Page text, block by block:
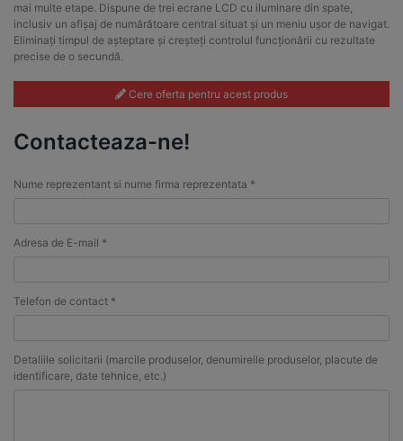
mai multe etape. Dispune de trei ecrane LCD cu iluminare din spate,
inclusiv un afișaj de numărătoare central situat și un meniu ușor de navigat.
Eliminați timpul de așteptare și creșteți controlul funcționării cu rezultate
precise de o secundă.
Cere oferta pentru acest produs
Contacteaza-ne!
Nume reprezentant si nume firma reprezentata *
Adresa de E-mail *
Telefon de contact *
Detaliile solicitarii (marcile produselor, denumireile produselor, placute de
identificare, date tehnice, etc.)